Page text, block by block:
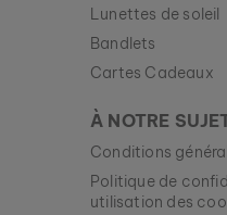
Lunettes de soleil
Bandlets
Cartes Cadeaux
À NOTRE
Conditions
Politique de
utilisation des